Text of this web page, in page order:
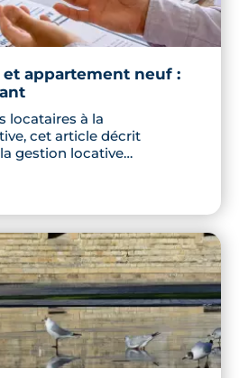
et appartement neuf :
locataires à la
cet article décrit
gestion locative
est une option